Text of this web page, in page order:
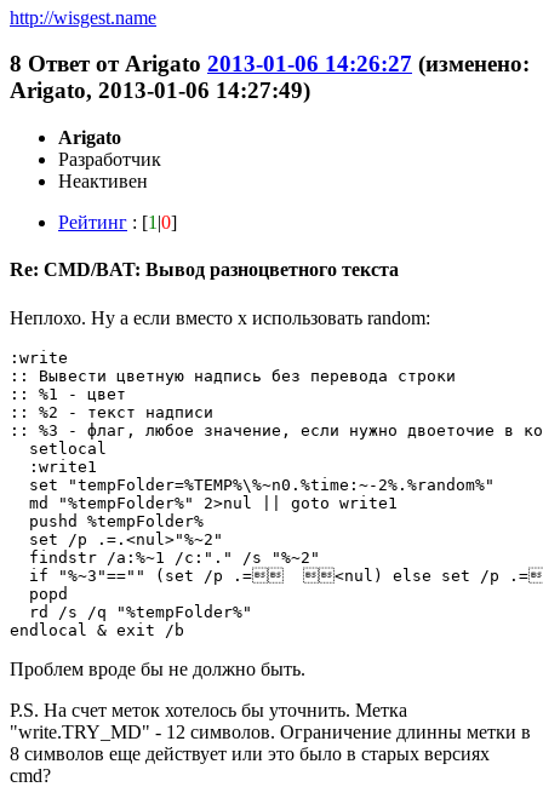
http://wisgest.name
8 Ответ отArigato 2013-01-06 14:26:27 (изменено:
Arigato, 2013-01-06 14:27:49)
Arigato
Разработчик
Неактивен
Рейтинг : [1 |0]
Re: CMD/BAT: Вывод разноцветного текста
Неплохо. Ну а если вместо x использовать random:
:write
:: Вывести цветную надпись без перевода строки
:: %1 - цвет
:: %2 - текст надписи
:: %3 - флаг, любое значение, если нужно двоеточие в
  setlocal
  :write1
  set "tempFolder=%TEMP%\%~n0.%time:~-2%.%random%"
  md "%tempFolder%" 2>nul || goto write1
  pushd %tempFolder%
  set /p .=.<nul>"%~2"
  findstr /a:%~1 /c:"." /s "%~2"
if "%~3"=="" (set /p .=  <nul) else set /p
  popd
  rd /s /q "%tempFolder%"
endlocal & exit /b
Проблем вроде бы не должно быть.
P.S. На счет меток хотелось бы уточнить. Метка
"write.TRY_MD" - 12 символов. Ограничение длинны метки в
8 символов еще действует или это было в старых версиях
cmd?